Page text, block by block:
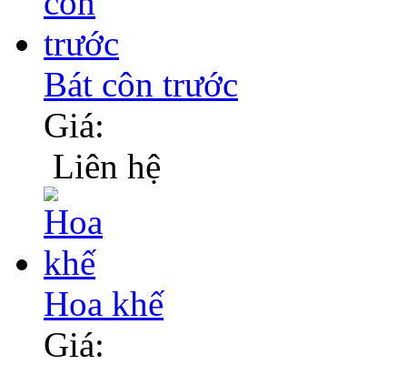
Bát côn trước
Giá:
Liên hệ
Hoa khế
Giá: